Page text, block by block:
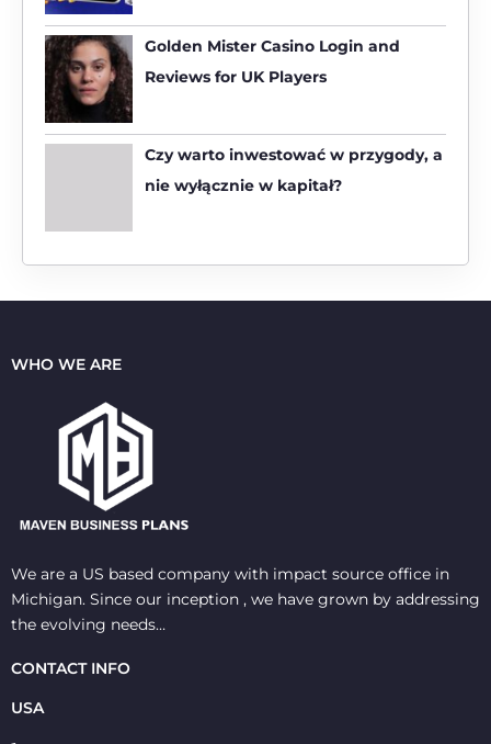
Golden Mister Casino Login and
Reviews for UK Players
Czy warto inwestować w przygody, a
nie wyłącznie w kapitał?
WHO WE ARE
We are a US based company with impact source office in
Michigan. Since our inception , we have grown by addressing
the evolving needs…
CONTACT INFO
USA